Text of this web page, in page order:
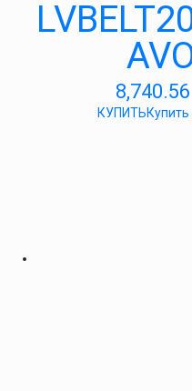
8,740.56
КУПИТЬ